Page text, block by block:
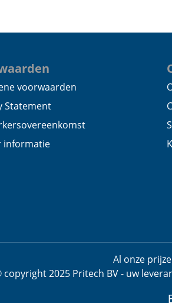
voorwaarden
Statement
informatie
Al onze
copyright 2025 Pritech BV - uw